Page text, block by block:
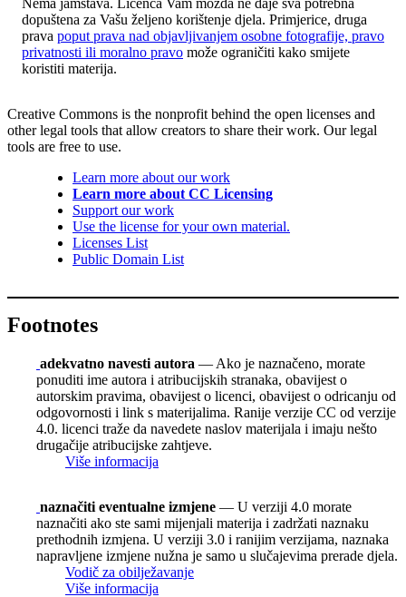
Nema jamstava. Licenca Vam možda ne daje sva potrebna
dopuštena za Vašu željeno korištenje djela. Primjerice, druga
prava poput prava nad objavljivanjem osobne fotografije, pravo
privatnosti ili moralno pravo može ograničiti kako smijete
koristiti materija.
Creative Commons is the nonprofit behind the open licenses and
other legal tools that allow creators to share their work. Our legal
tools are free to use.
Learn more about our work
Learn more about CC Licensing
Support our work
Use the license for your own material.
Licenses List
Public Domain List
Footnotes
adekvatno navesti autora — Ako je naznačeno, morate
ponuditi ime autora i atribucijskih stranaka, obavijest o
autorskim pravima, obavijest o licenci, obavijest o odricanju od
odgovornosti i link s materijalima. Ranije verzije CC od verzije
4.0. licenci traže da navedete naslov materijala i imaju nešto
drugačije atribucijske zahtjeve.
Više informacija
naznačiti eventualne izmjene — U verziji 4.0 morate
naznačiti ako ste sami mijenjali materija i zadržati naznaku
prethodnih izmjena. U verziji 3.0 i ranijim verzijama, naznaka
napravljene izmjene nužna je samo u slučajevima prerade djela.
Vodič za obilježavanje
Više informacija